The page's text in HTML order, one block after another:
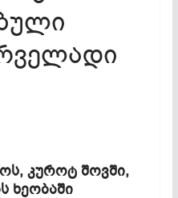
კუროტ შოვში,
ხეობაში